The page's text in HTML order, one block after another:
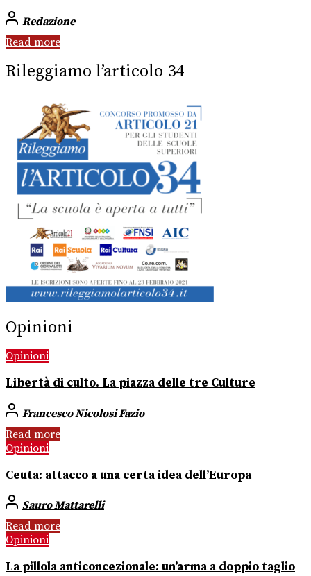
Redazione
Read more
Rileggiamo l’articolo 34
Opinioni
Opinioni
Libertà di culto. La piazza delle tre Culture
Francesco Nicolosi Fazio
Read more
Opinioni
Ceuta: attacco a una certa idea dell’Europa
Sauro Mattarelli
Read more
Opinioni
La pillola anticoncezionale: un’arma a doppio taglio